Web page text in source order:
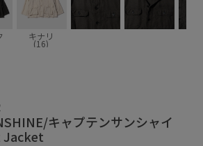
キナリ
(16)
キャプテンサンシャイ
Jacket